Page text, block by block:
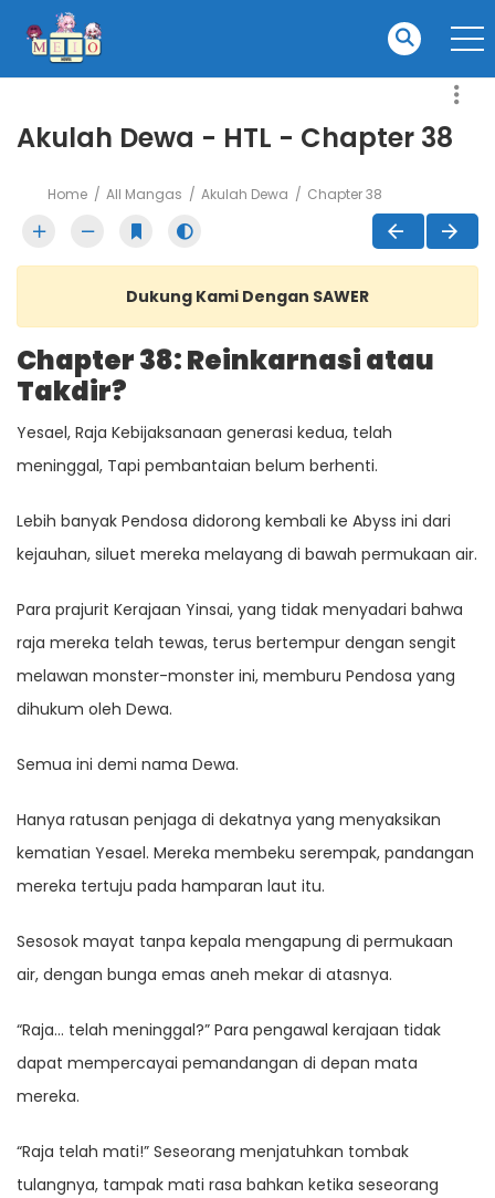
Akulah Dewa - HTL - Chapter 38
Home All Mangas Akulah Dewa Chapter 38
Dukung Kami Dengan SAWER
Chapter 38: Reinkarnasi atau
Takdir?
Yesael, Raja Kebijaksanaan generasi kedua, telah
meninggal, Tapi pembantaian belum berhenti.
Lebih banyak Pendosa didorong kembali ke Abyss ini dari
kejauhan, siluet mereka melayang di bawah permukaan air.
Para prajurit Kerajaan Yinsai, yang tidak menyadari bahwa
raja mereka telah tewas, terus bertempur dengan sengit
melawan monster-monster ini, memburu Pendosa yang
dihukum oleh Dewa.
Semua ini demi nama Dewa.
Hanya ratusan penjaga di dekatnya yang menyaksikan
kematian Yesael. Mereka membeku serempak, pandangan
mereka tertuju pada hamparan laut itu.
Sesosok mayat tanpa kepala mengapung di permukaan
air, dengan bunga emas aneh mekar di atasnya.
“Raja… telah meninggal?” Para pengawal kerajaan tidak
dapat mempercayai pemandangan di depan mata
mereka.
“Raja telah mati!” Seseorang menjatuhkan tombak
tulangnya, tampak mati rasa bahkan ketika seseorang